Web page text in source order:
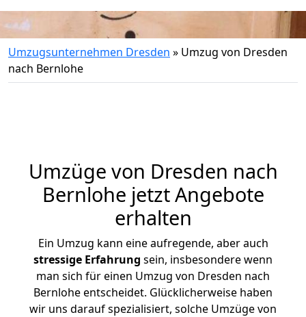
Umzugsunternehmen Dresden » Umzug von Dresden
nach Bernlohe
Umzüge von Dresden nach
Bernlohe jetzt Angebote
erhalten
Ein Umzug kann eine aufregende, aber auch
stressige Erfahrung sein, insbesondere wenn
man sich für einen Umzug von Dresden nach
Bernlohe entscheidet. Glücklicherweise haben
wir uns darauf spezialisiert, solche Umzüge von